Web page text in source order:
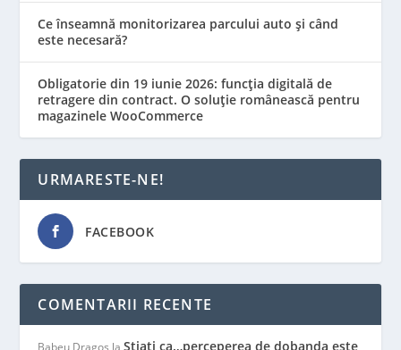
Ce înseamnă monitorizarea parcului auto și când
este necesară?
Obligatorie din 19 iunie 2026: funcția digitală de
retragere din contract. O soluție românească pentru
magazinele WooCommerce
URMARESTE-NE!
FACEBOOK
COMENTARII RECENTE
Babeu Dragos laStiati ca…perceperea de dobanda este